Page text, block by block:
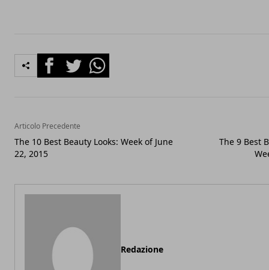
FacebookTwitterWhatsapp
Articolo Precedente
The 10 Best Beauty Looks: Week of June
22, 2015
The 9 Best
Redazione